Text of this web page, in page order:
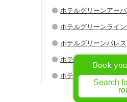
ホテルグリーンアーバ
ホテルグリーンライン
ホテルグリーンパレス
ホテルグリーンシティ
ホテルグリーンウエル